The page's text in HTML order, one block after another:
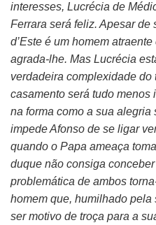
interesses, Lucrécia de
Ferrara será feliz. Apesar de
d’Este é um homem
agrada-lhe. Mas Lucrécia
verdadeira complexidade do
casamento será tudo
na forma como a sua alegria
impede Afonso de se ligar
quando o Papa ameaça
duque não consiga
problemática de ambos
homem que, humilhado
ser motivo de troça para a